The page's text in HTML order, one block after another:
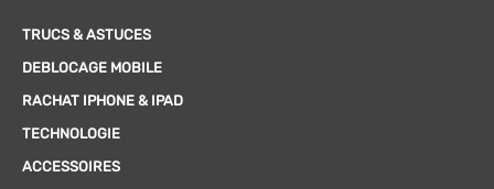
TRUCS & ASTUCES
DEBLOCAGE MOBILE
RACHAT IPHONE & IPAD
TECHNOLOGIE
ACCESSOIRES